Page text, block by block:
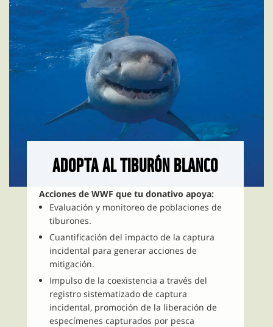
ADOPTA AL TIBURÓN BLANCO
Acciones de WWF que tu donativo apoya:
Evaluación y monitoreo de poblaciones de
tiburones.
Cuantificación del impacto de la captura
incidental para generar acciones de
mitigación.
Impulso de la coexistencia a través del
registro sistematizado de captura
incidental, promoción de la liberación de
especímenes capturados por pesca